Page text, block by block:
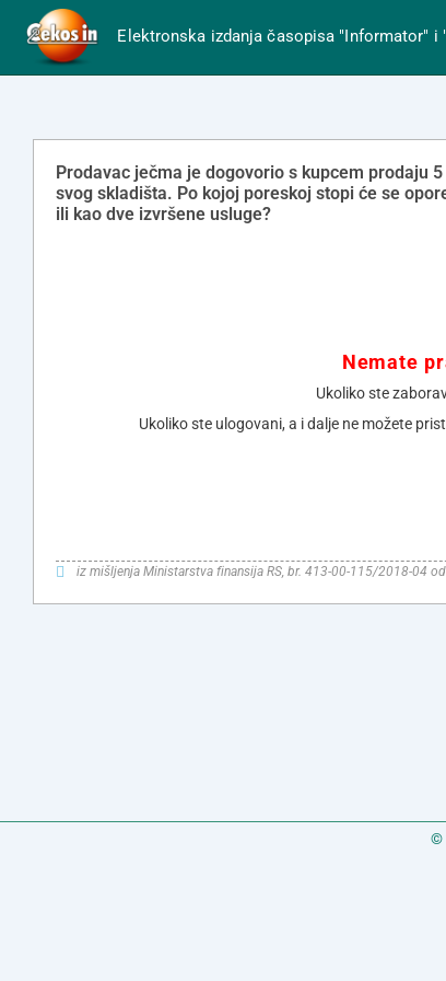
Elektronska izdanja časopisa "Informator" i
Prodavac ječma je dogovorio s kupcem prodaju
svog skladišta. Po kojoj poreskoj stopi će se
ili kao dve izvršene usluge?
Nemate
Ukoliko ste
Ukoliko ste ulogovani, a i dalje ne možete
iz mišljenja Ministarstva finansija RS, br. 413-00-115/2018-04
©